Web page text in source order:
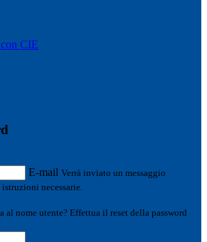
CIE
E-mail Verrà inviato un messaggio
necessarie.
al nome utente? Effettua il reset della password